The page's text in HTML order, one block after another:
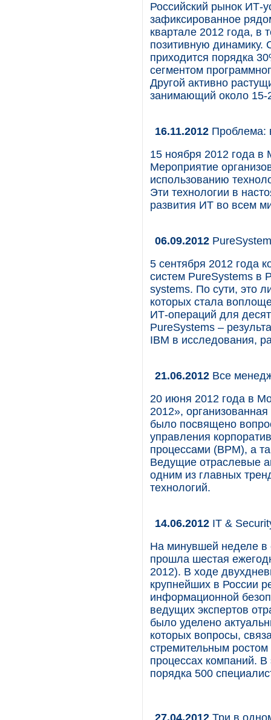
Российский рынок ИТ-
зафиксированное
квартале 2012 года, в
позитивную динамику.
приходится порядка
сегментом
Другой активно
занимающий около 15-
16.11.2012 Проблема:
15 ноября 2012 года в
Мероприятие
использованию
Эти технологии в
развития ИТ во всем
06.09.2012
5 сентября 2012 года
систем PureSystems в
systems. По сути, это
которых стала
ИТ-операций для
PureSystems –
IBM в исследования,
21.06.2012 Все
20 июня 2012 года в
2012»,
было посвящено
управления
процессами (BPM), а
Ведущие отраслевые
одним из главных
технологий.
14.06.2012 IT &
На минувшей неделе в
прошла шестая
2012). В ходе
крупнейших в России
информационной
ведущих экспертов
было уделено
которых вопросы,
стремительным
процессах компаний. В
порядка 500
27.04.2012 Три в